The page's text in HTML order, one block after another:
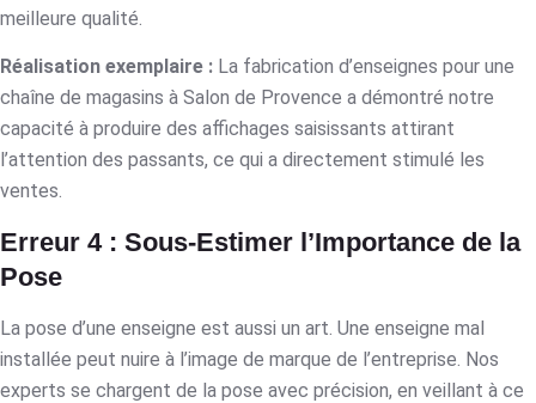
meilleure qualité.
Réalisation exemplaire : La fabrication d’enseignes pour une
chaîne de magasins à Salon de Provence a démontré notre
capacité à produire des affichages saisissants attirant
l’attention des passants, ce qui a directement stimulé les
ventes.
Erreur 4 : Sous-Estimer l’Importance de la
Pose
La pose d’une enseigne est aussi un art. Une enseigne mal
installée peut nuire à l’image de marque de l’entreprise. Nos
experts se chargent de la pose avec précision, en veillant à ce